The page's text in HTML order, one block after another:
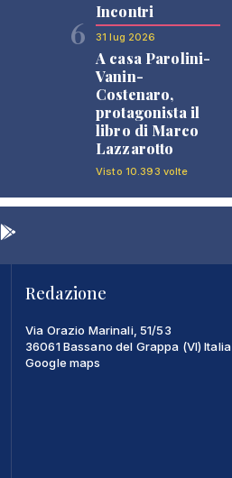
6
Incontri
31 lug 2026
A casa Parolini-
Vanin-
Costenaro,
protagonista il
libro di Marco
Lazzarotto
Visto 10.393 volte
Redazione
Via Orazio Marinali, 51/53
36061 Bassano del Grappa (VI) Italia
Google maps